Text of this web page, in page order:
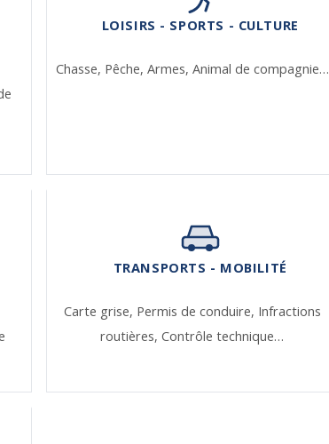
LOISIRS - SPORTS - CULTURE
Chasse, Pêche, Armes, Animal de compagnie…
TRANSPORTS - MOBILITÉ
Carte grise, Permis de conduire, Infractions
routières,Contrôle technique…